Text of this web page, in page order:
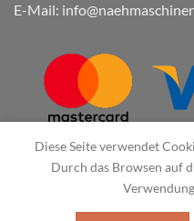
E-Mail:
Diese Seite verwendet
Durch das Browsen auf